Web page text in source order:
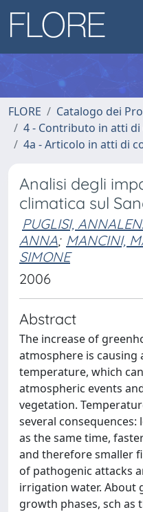
FLORE
Catalogo dei
4 - Contributo in atti
4a - Articolo in atti di
Analisi degli
climatica sul
PUGLISI,
ANNA; MANCINI,
SIMONE
2006
Abstract
The increase of
atmosphere is
temperature, which
atmospheric events
vegetation.
several
as the same time,
and therefore smaller
of pathogenic attacks
irrigation water. About
growth phases, sch as